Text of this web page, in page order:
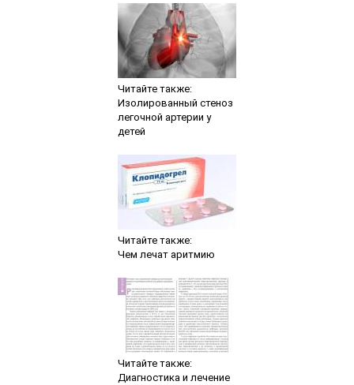
Читайте также:
Изолированный стеноз
легочной артерии у
детей
Читайте также:
Чем лечат аритмию
Читайте также:
Диагностика и лечение